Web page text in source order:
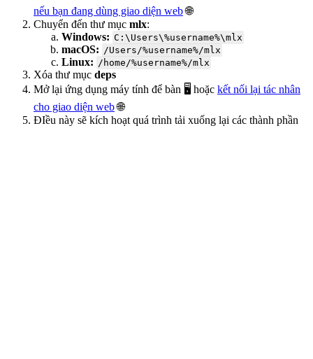
nếu bạn đang dùng giao diện web🌐
Chuyển đến thư mục mlx:
Windows: C:\Users\%username%\mlx
macOS: /Users/%username%/mlx
Linux: /home/%username%/mlx
Xóa thư mục deps
Mở lại ứng dụng máy tính để bàn 🖥️ hoặc kết nối lại tác nhân
cho giao diện web🌐
ĐIều này sẽ kích hoạt quá trình tải xuống lại các thành phần